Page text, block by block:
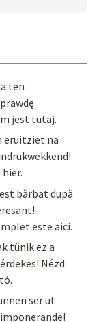
ten
jest tutaj.
eruitziet na
bărbat după
este aici.
tűnik ez a
Nézd
ser ut